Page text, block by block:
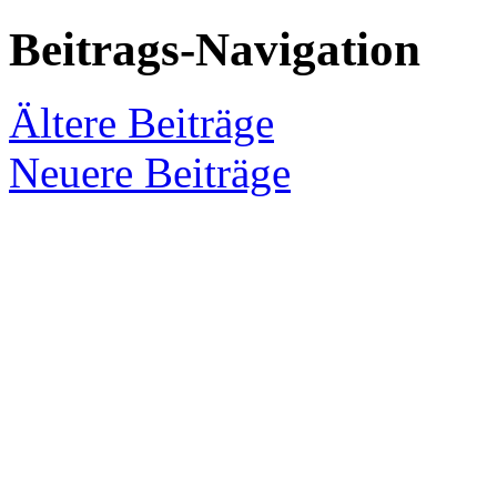
Beitrags-Navigation
Ältere Beiträge
Neuere Beiträge